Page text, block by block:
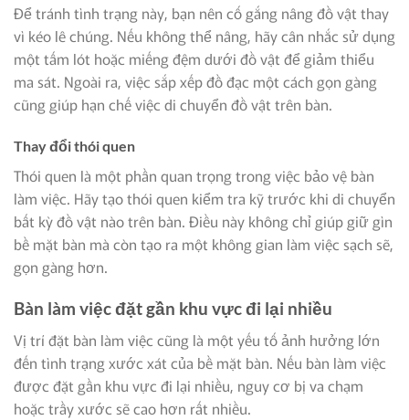
Để tránh tình trạng này, bạn nên cố gắng nâng đồ vật thay
vì kéo lê chúng. Nếu không thể nâng, hãy cân nhắc sử dụng
một tấm lót hoặc miếng đệm dưới đồ vật để giảm thiểu
ma sát. Ngoài ra, việc sắp xếp đồ đạc một cách gọn gàng
cũng giúp hạn chế việc di chuyển đồ vật trên bàn.
Thay đổi thói quen
Thói quen là một phần quan trọng trong việc bảo vệ bàn
làm việc. Hãy tạo thói quen kiểm tra kỹ trước khi di chuyển
bất kỳ đồ vật nào trên bàn. Điều này không chỉ giúp giữ gìn
bề mặt bàn mà còn tạo ra một không gian làm việc sạch sẽ,
gọn gàng hơn.
Bàn làm việc đặt gần khu vực đi lại nhiều
Vị trí đặt bàn làm việc cũng là một yếu tố ảnh hưởng lớn
đến tình trạng xước xát của bề mặt bàn. Nếu bàn làm việc
được đặt gần khu vực đi lại nhiều, nguy cơ bị va chạm
hoặc trầy xước sẽ cao hơn rất nhiều.